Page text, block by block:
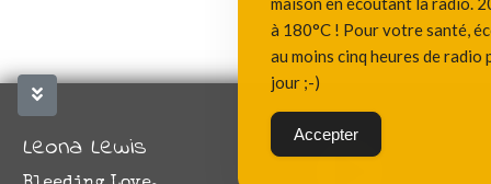
Leona Lewis
à 180°C ! Pour votre santé,
au moins cinq heures de radio
jour ;-)
Accepter